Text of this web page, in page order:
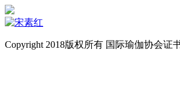
Copyright 2018版权所有 国际瑜伽协会证